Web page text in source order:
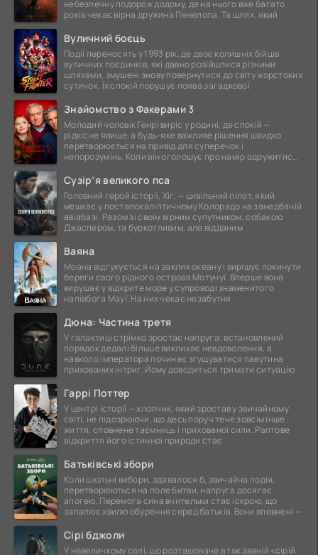
небезпечну подорож додому, де на нього вже багато
років чекає вірна дружина Пенелопа. Та шлях, який
Вуличний боєць
Події переносять у 1993 рік, де двоє колишніх бійців
вуличних поєдинків, які давно розійшлися різними
шляхами, змушені знову повернутися до світу жорстоких
сутичок. Їх спокій порушує поява загадкової
Знайомство з Факерами 3
Молодий чоловік Генрі виріс у родині, де спокій —
рідкісне явище, а будь-яке важливе рішення швидко
перетворюється на привід для суперечок і
непорозумінь. Коли він оголошує про намір одружитися,
Сузір’я великого пса
Головний герой історії, Хіг, — цивільний пілот, який
мешкає у постапокаліптичному Колорадо на занедбаній
авіабазі. Разом зі своїм вірним супутником, собакою
Джаспером, та буркотливим, але відданим
Ваяна
Моана відгукується на заклик океану і вирішує покинути
береги свого рідного острова Мотунуї. Вперше вона
вирушає у відкрите море у супроводі знаменитого
напівбога Мауї. На них чекає незабутня
Дюна: Частина третя
У галактиці стрімко зростає напруга: встановлений
порядок дедалі більше викликає невдоволення, а
навколо імператора починає згущуватися павутина
прихованих інтриг. Йому доводиться тримати ситуацію
Гаррі Поттер
У центрі історії — хлопчик, який зростав у звичайному
світі, не підозрюючи, що десь поруч тече зовсім інше
життя, сповнене таємниць і прихованої сили. Раптове
відкриття його істинної природи стає
Батьківські збори
Коли шкільні вибори, здавалося б, звичайна подія,
перетворюються на поле битви, напруга досягає
апогею. Перемога сина вчительки стає іскрою, що
запалює хвилю обурення серед батьків. Вони впевнені —
Сірі бджоли
У невеличкому селі, що розташоване в так званій «сірій